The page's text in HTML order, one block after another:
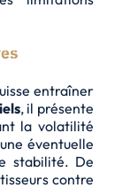
entraîner
, il présente
la volatilité
éventuelle
stabilité. De
contre